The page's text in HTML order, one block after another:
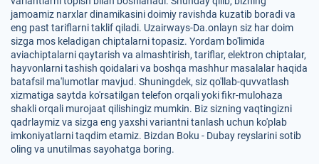
jamoamiz narxlar dinamikasini doimiy ravishda kuzatib boradi va
eng past tariflarni taklif qiladi. Uzairways-Da.onlayn siz har doim
sizga mos keladigan chiptalarni topasiz. Yordam bo'limida
aviachiptalarni qaytarish va almashtirish, tariflar, elektron chiptalar,
hayvonlarni tashish qoidalari va boshqa mashhur masalalar haqida
batafsil ma'lumotlar mavjud. Shuningdek, siz qo'llab-quvvatlash
xizmatiga saytda ko'rsatilgan telefon orqali yoki fikr-mulohaza
shakli orqali murojaat qilishingiz mumkin. Biz sizning vaqtingizni
qadrlaymiz va sizga eng yaxshi variantni tanlash uchun ko'plab
imkoniyatlarni taqdim etamiz. Bizdan Boku - Dubay reyslarini sotib
oling va unutilmas sayohatga boring.